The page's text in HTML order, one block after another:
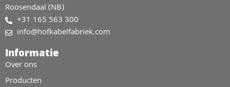
Roosendaal (NB)
+31 165 563 300
info@hofkabelfabriek.com
Informatie
Over ons
Producten